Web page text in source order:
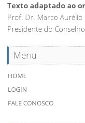
Texto adaptado ao
Prof. Dr. Marco Aurélio
Presidente do
Menu
HOME
LOGIN
FALE CONOSCO